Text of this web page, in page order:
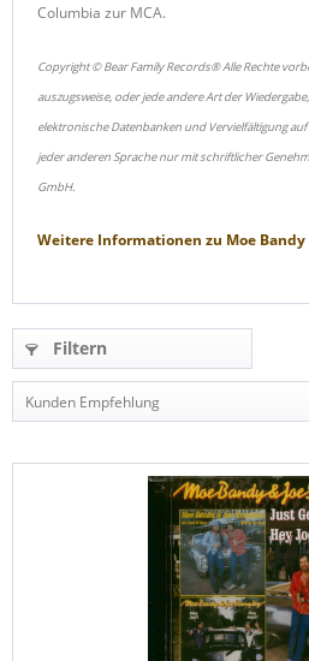
Columbia zur MCA.
Copyright © Bear Family Records® Alle Rechte
auszugsweise, oder jede andere Art der
elektronische Datenbanken und Vervielfältigung
jeder anderen Sprache nur mit schriftlicher
GmbH.
Weitere Informationen zu Moe Bandy
Filtern